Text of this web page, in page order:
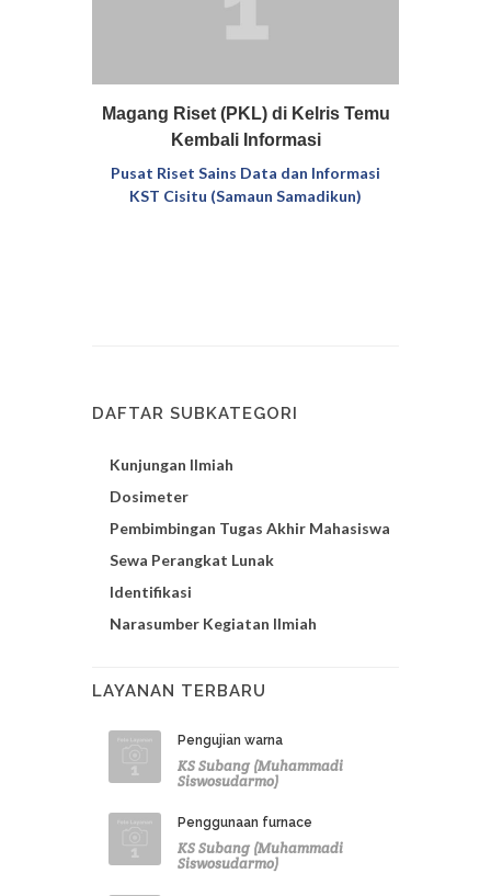
Magang Riset (PKL) di Kelris Temu
Kembali Informasi
Pusat Riset Sains Data dan Informasi
KST Cisitu (Samaun Samadikun)
DAFTAR SUBKATEGORI
Kunjungan Ilmiah
Dosimeter
Pembimbingan Tugas Akhir Mahasiswa
Sewa Perangkat Lunak
Identifikasi
Narasumber Kegiatan Ilmiah
LAYANAN TERBARU
Pengujian warna
KS Subang (Muhammadi
Siswosudarmo)
Penggunaan furnace
KS Subang (Muhammadi
Siswosudarmo)